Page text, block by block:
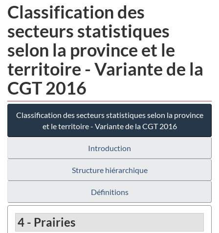
Classification des
secteurs statistiques
selon la province et le
territoire - Variante de la
CGT 2016
Classification des secteurs statistiques selon la province
et le territoire - Variante de la CGT 2016
Introduction
Structure hiérarchique
Définitions
4 - Prairies